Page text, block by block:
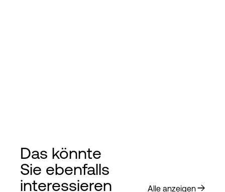
Das könnte
Sie ebenfalls
interessieren
Alle anzeigen